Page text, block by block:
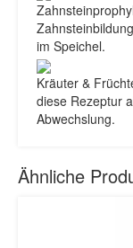
im Speichel.
Kräuter &
diese Rezeptur
Abwechslung.
Ähnliche